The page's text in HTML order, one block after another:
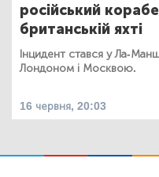
російський
британській яхті
Інцидент стався у Ла-
Лондоном і Москвою.
16 червня, 20:03